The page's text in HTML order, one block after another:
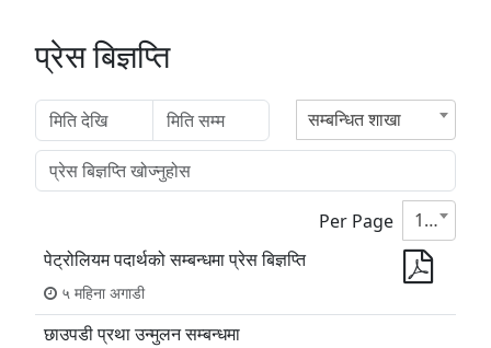
प्रेस बिज्ञप्ति
सम्बन्धित शाखा
Per Page
10
पेट्रोलियम पदार्थको सम्बन्धमा प्रेस बिज्ञप्ति
५ महिना अगाडी
छाउपडी प्रथा उन्मुलन सम्बन्धमा